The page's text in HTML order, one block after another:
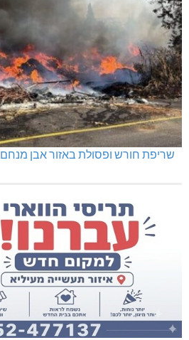
שריפת חורש ופסולת באזור אבן מנחם